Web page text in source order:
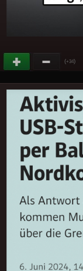
(+34)